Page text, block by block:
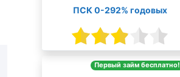
ПСК 0-292% годовых
Первый займ бесплатно!